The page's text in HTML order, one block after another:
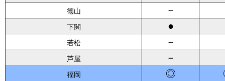
徳山 －
下関 ●
若松 －
芦屋 －
福岡 ◎